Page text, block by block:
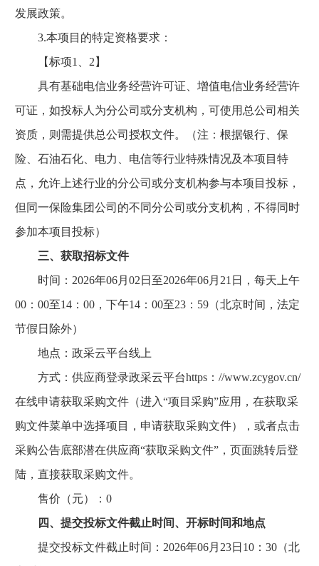
发展政策。
3.本项目的特定资格要求：
【标项1、2】
具有基础电信业务经营许可证、增值电信业务经营许
可证，如投标人为分公司或分支机构，可使用总公司相关
资质，则需提供总公司授权文件。（注：根据银行、保
险、石油石化、电力、电信等行业特殊情况及本项目特
点，允许上述行业的分公司或分支机构参与本项目投标，
但同一保险集团公司的不同分公司或分支机构，不得同时
参加本项目投标）
三、获取招标文件
时间：2026年06月02日至2026年06月21日，每天上午
00：00至14：00，下午14：00至23：59（北京时间，法定
节假日除外）
地点：政采云平台线上
方式：供应商登录政采云平台https：//www.zcygov.cn/
在线申请获取采购文件（进入“项目采购”应用，在获取采
购文件菜单中选择项目，申请获取采购文件），或者点击
采购公告底部潜在供应商“获取采购文件”，页面跳转后登
陆，直接获取采购文件。
售价（元）：0
四、提交投标文件截止时间、开标时间和地点
提交投标文件截止时间：2026年06月23日10：30（北